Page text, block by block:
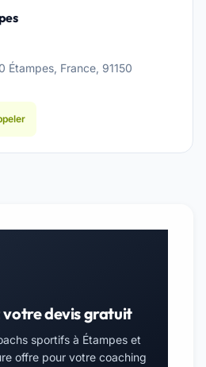
Étampes, France, 91150
votre devis gratuit
sportifs à Étampes et
offre pour votre coaching